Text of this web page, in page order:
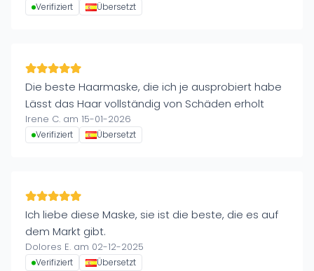
Verifiziert Übersetzt
Die beste Haarmaske, die ich je ausprobiert habe
Lässt das Haar vollständig von Schäden erholt
Irene C. am 15-01-2026
Verifiziert Übersetzt
Ich liebe diese Maske, sie ist die beste, die es auf
dem Markt gibt.
Dolores E. am 02-12-2025
Verifiziert Übersetzt